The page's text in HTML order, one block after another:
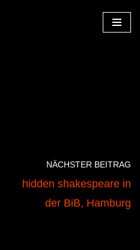
NÄCHSTER BEITRAG
hidden shakespeare in
der BiB, Hamburg